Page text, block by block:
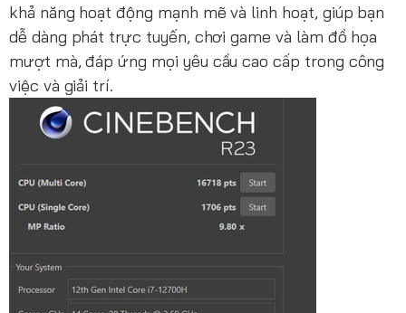
khả năng hoạt động mạnh mẽ và linh hoạt, giúp bạn
dễ dàng phát trực tuyến, chơi game và làm đồ họa
mượt mà, đáp ứng mọi yêu cầu cao cấp trong công
việc và giải trí.